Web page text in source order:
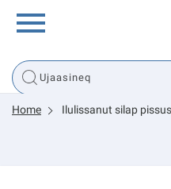
Innuttaasunut
Home Ilulissanut silap